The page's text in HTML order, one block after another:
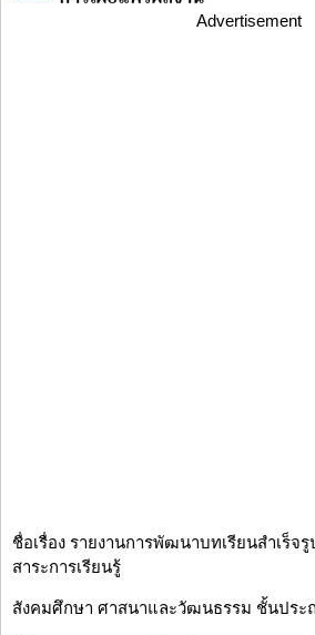
Advertisement
ชื่อเรื่อง รายงานการพัฒนาบทเรียนสำเร็จ
สาระการเรียนรู้
สังคมศึกษา ศาสนาและวัฒนธรรม ชั้นประ